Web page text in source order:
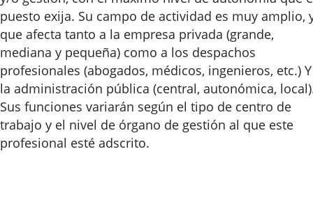
puesto exija. Su campo de actividad es muy amplio,
que afecta tanto a la empresa privada (grande,
mediana y pequeña) como a los despachos
profesionales (abogados, médicos, ingenieros, etc.)
la administración pública (central, autonómica,
Sus funciones variarán según el tipo de centro de
trabajo y el nivel de órgano de gestión al que este
profesional esté adscrito.